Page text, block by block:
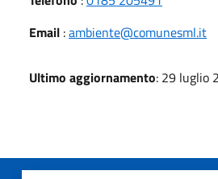
Email :ambiente@comunesml.it
Ultimo aggiornamento: 29 luglio